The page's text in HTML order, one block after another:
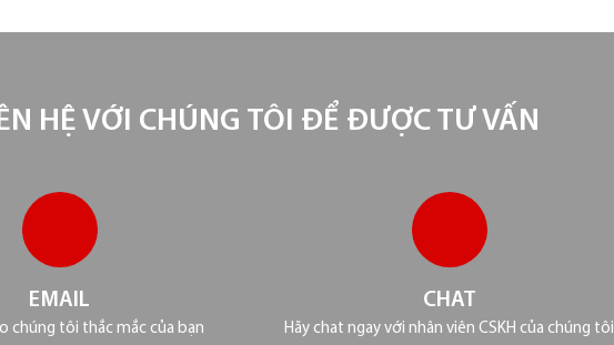
HỆ VỚI CHÚNG TÔI ĐỂ ĐƯỢC TƯ VẤN
EMAIL
chúng tôi thắc mắc của bạn
CHAT
Hãy chat ngay với nhân viên CSKH của chúng tôi